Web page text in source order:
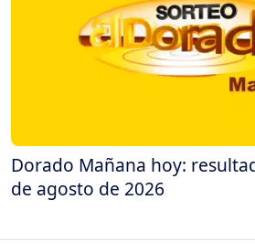
Dorado Mañana hoy:
de agosto de 2026